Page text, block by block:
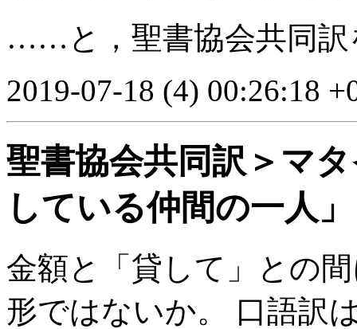
……と，聖書協会共同訳
2019-07-18 (4) 00:26:18
聖書協会共同訳＞マ
している仲間の一人」
金額と「貸して」との
形ではないか。 口語訳